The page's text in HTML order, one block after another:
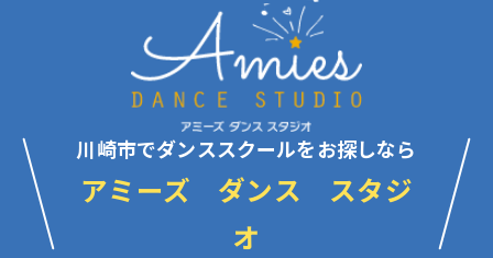
川崎市でダンススクールをお探しなら
アミーズ ダンス スタジ
オ